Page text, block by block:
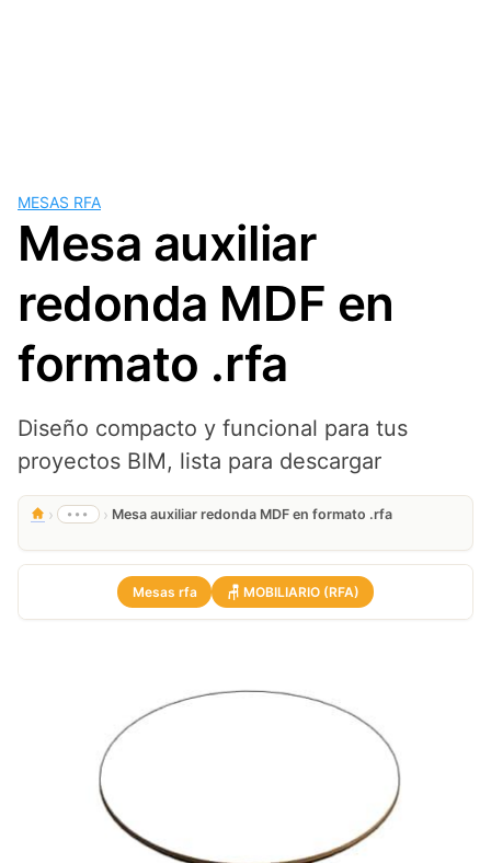
MESAS RFA
Mesa auxiliar
redonda MDF en
formato .rfa
Diseño compacto y funcional para tus
proyectos BIM, lista para descargar
› ••• › Mesa auxiliar redonda MDF en formato .rfa
Mesas rfa 🪑 MOBILIARIO (RFA)